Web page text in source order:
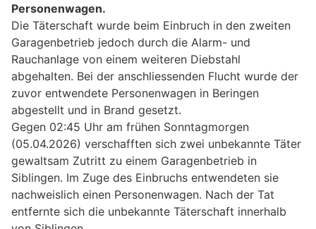
Personenwagen.
Die Täterschaft wurde beim Einbruch in den zweiten
Garagenbetrieb jedoch durch die Alarm- und
Rauchanlage von einem weiteren Diebstahl
abgehalten. Bei der anschliessenden Flucht wurde der
zuvor entwendete Personenwagen in Beringen
abgestellt und in Brand gesetzt.
Gegen 02:45 Uhr am frühen Sonntagmorgen
(05.04.2026) verschafften sich zwei unbekannte Täter
gewaltsam Zutritt zu einem Garagenbetrieb in
Siblingen. Im Zuge des Einbruchs entwendeten sie
nachweislich einen Personenwagen. Nach der Tat
entfernte sich die unbekannte Täterschaft innerhalb